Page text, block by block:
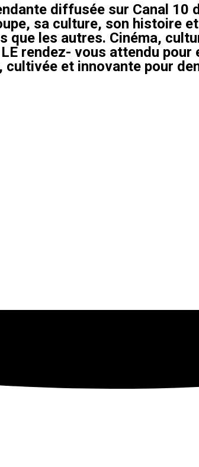
diffusée sur Canal 10
sa culture, son histoire
que les autres. Cinéma,
rendez- vous attendu
cultivée et innovante pour